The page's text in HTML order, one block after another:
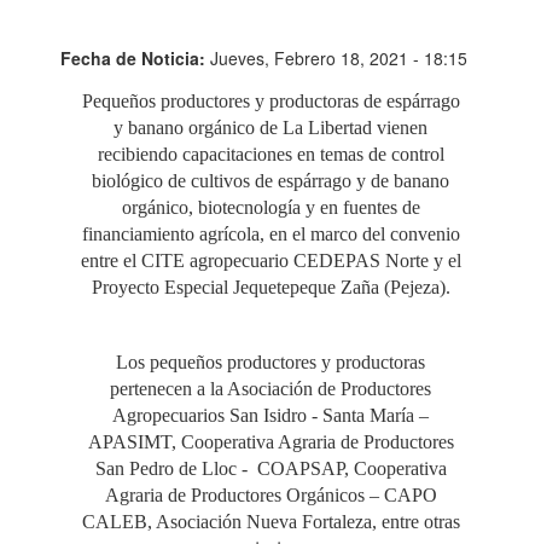
Fecha de Noticia: Jueves, Febrero 18, 2021 - 18:15
Pequeños productores y productoras de espárrago
y banano orgánico de La Libertad vienen
recibiendo capacitaciones en temas de control
biológico de cultivos de espárrago y de banano
orgánico, biotecnología y en fuentes de
financiamiento agrícola, en el marco del convenio
entre el CITE agropecuario CEDEPAS Norte y el
Proyecto Especial Jequetepeque Zaña (Pejeza).
Los pequeños productores y productoras
pertenecen a la Asociación de Productores
Agropecuarios San Isidro - Santa María –
APASIMT, Cooperativa Agraria de Productores
San Pedro de Lloc - COAPSAP, Cooperativa
Agraria de Productores Orgánicos – CAPO
CALEB, Asociación Nueva Fortaleza, entre otras